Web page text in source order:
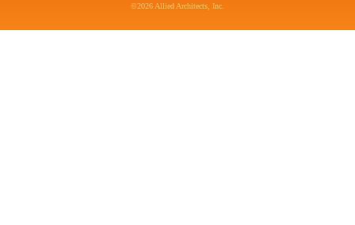
©2026 Allied Architects, Inc.